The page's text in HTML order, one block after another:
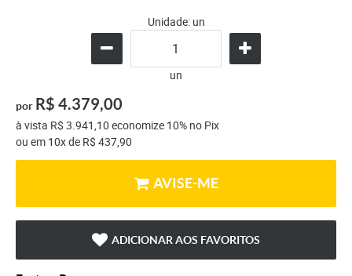
Unidade: un
un
por R$ 4.379,00
à vista R$ 3.941,10 economize 10% no Pix
ou em 10xde R$ 437,90
AVISE-ME
ADICIONAR AOS FAVORITOS